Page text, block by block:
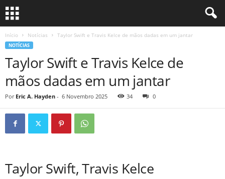
Início Notícias Taylor Swift e Travis Kelce de mãos dadas em um jantar
NOTÍCIAS
Taylor Swift e Travis Kelce de
mãos dadas em um jantar
Por Eric A. Hayden - 6 Novembro 2025 34 0
Taylor Swift, Travis Kelce